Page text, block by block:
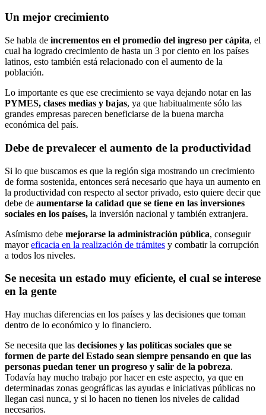
Un mejor crecimiento
Se habla de incrementos en el promedio del ingreso per cápita, el
cual ha logrado crecimiento de hasta un 3 por ciento en los países
latinos, esto también está relacionado con el aumento de la
población.
Lo importante es que ese crecimiento se vaya dejando notar en las
PYMES, clases medias y bajas, ya que habitualmente sólo las
grandes empresas parecen beneficiarse de la buena marcha
económica del país.
Debe de prevalecer el aumento de la productividad
Si lo que buscamos es que la región siga mostrando un crecimiento
de forma sostenida, entonces será necesario que haya un aumento en
la productividad con respecto al sector privado, esto quiere decir que
debe de aumentarse la calidad que se tiene en las inversiones
sociales en los países, la inversión nacional y también extranjera.
Asímismo debe mejorarse la administración pública, conseguir
mayoreficacia en la realización de trámites y combatir la corrupción
a todos los niveles.
Se necesita un estado muy eficiente, el cual se interese
en la gente
Hay muchas diferencias en los países y las decisiones que toman
dentro de lo económico y lo financiero.
Se necesita que las decisiones y las políticas sociales que se
formen de parte del Estado sean siempre pensando en que las
personas puedan tener un progreso y salir de la pobreza.
Todavía hay mucho trabajo por hacer en este aspecto, ya que en
determinadas zonas geográficas las ayudas e iniciativas públicas no
llegan casi nunca, y si lo hacen no tienen los niveles de calidad
necesarios.